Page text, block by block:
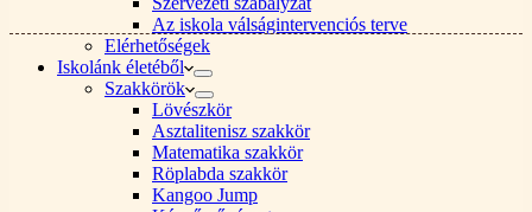
Az iskola válságintervenciós terve
Elérhetőségek
Iskolánk életéből
Szakkörök
Lövészkör
Asztalitenisz szakkör
Matematika szakkör
Röplabda szakkör
Kangoo Jump